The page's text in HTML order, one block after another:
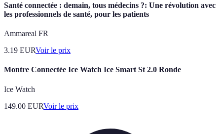
Santé connectée : demain, tous médecins ?: Une révolution avec
les professionnels de santé, pour les patients
Ammareal FR
3.19 EURVoir le prix
Montre Connectée Ice Watch Ice Smart St 2.0 Ronde
Ice Watch
149.00 EURVoir le prix